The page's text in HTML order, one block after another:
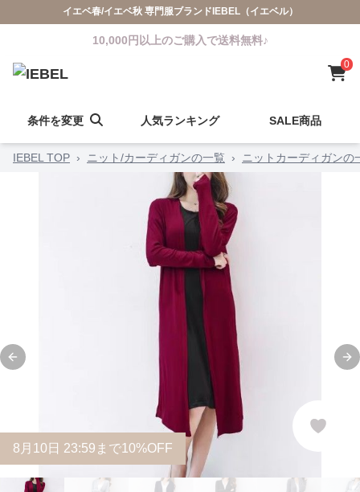
イエベ春/イエベ秋 専門服ブランドIEBEL（イエベル）
10,000円以上のご購入で送料無料♪
0
条件を変更 人気ランキング SALE商品
IEBEL TOP › ニット/カーディガンの一覧 › ニットカーディガンの
Previous slide
8 月 10 日 23:59まで10%OFF